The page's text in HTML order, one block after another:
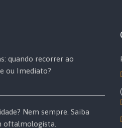
quando recorrer ao
ou Imediato?
Nem sempre. Saiba
oftalmologista.